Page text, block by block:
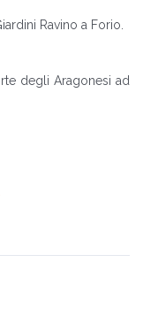
Ravino a Forio.
degli Aragonesi ad